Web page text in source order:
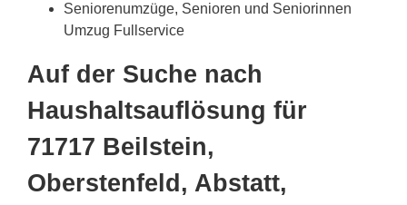
Seniorenumzüge, Senioren und Seniorinnen
Umzug Fullservice
Auf der Suche nach
Haushaltsauflösung für
71717 Beilstein,
Oberstenfeld, Abstatt,